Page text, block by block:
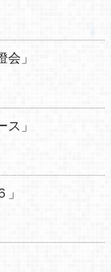
」
」
」